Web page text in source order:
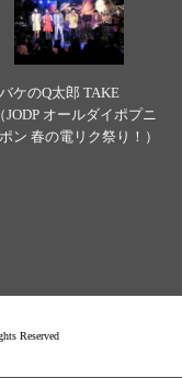
ケのQ太郎 TAKE
JODP オールダイポプニ
ン 春の電リク祭り！）
Reserved